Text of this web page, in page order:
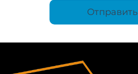
Отправить